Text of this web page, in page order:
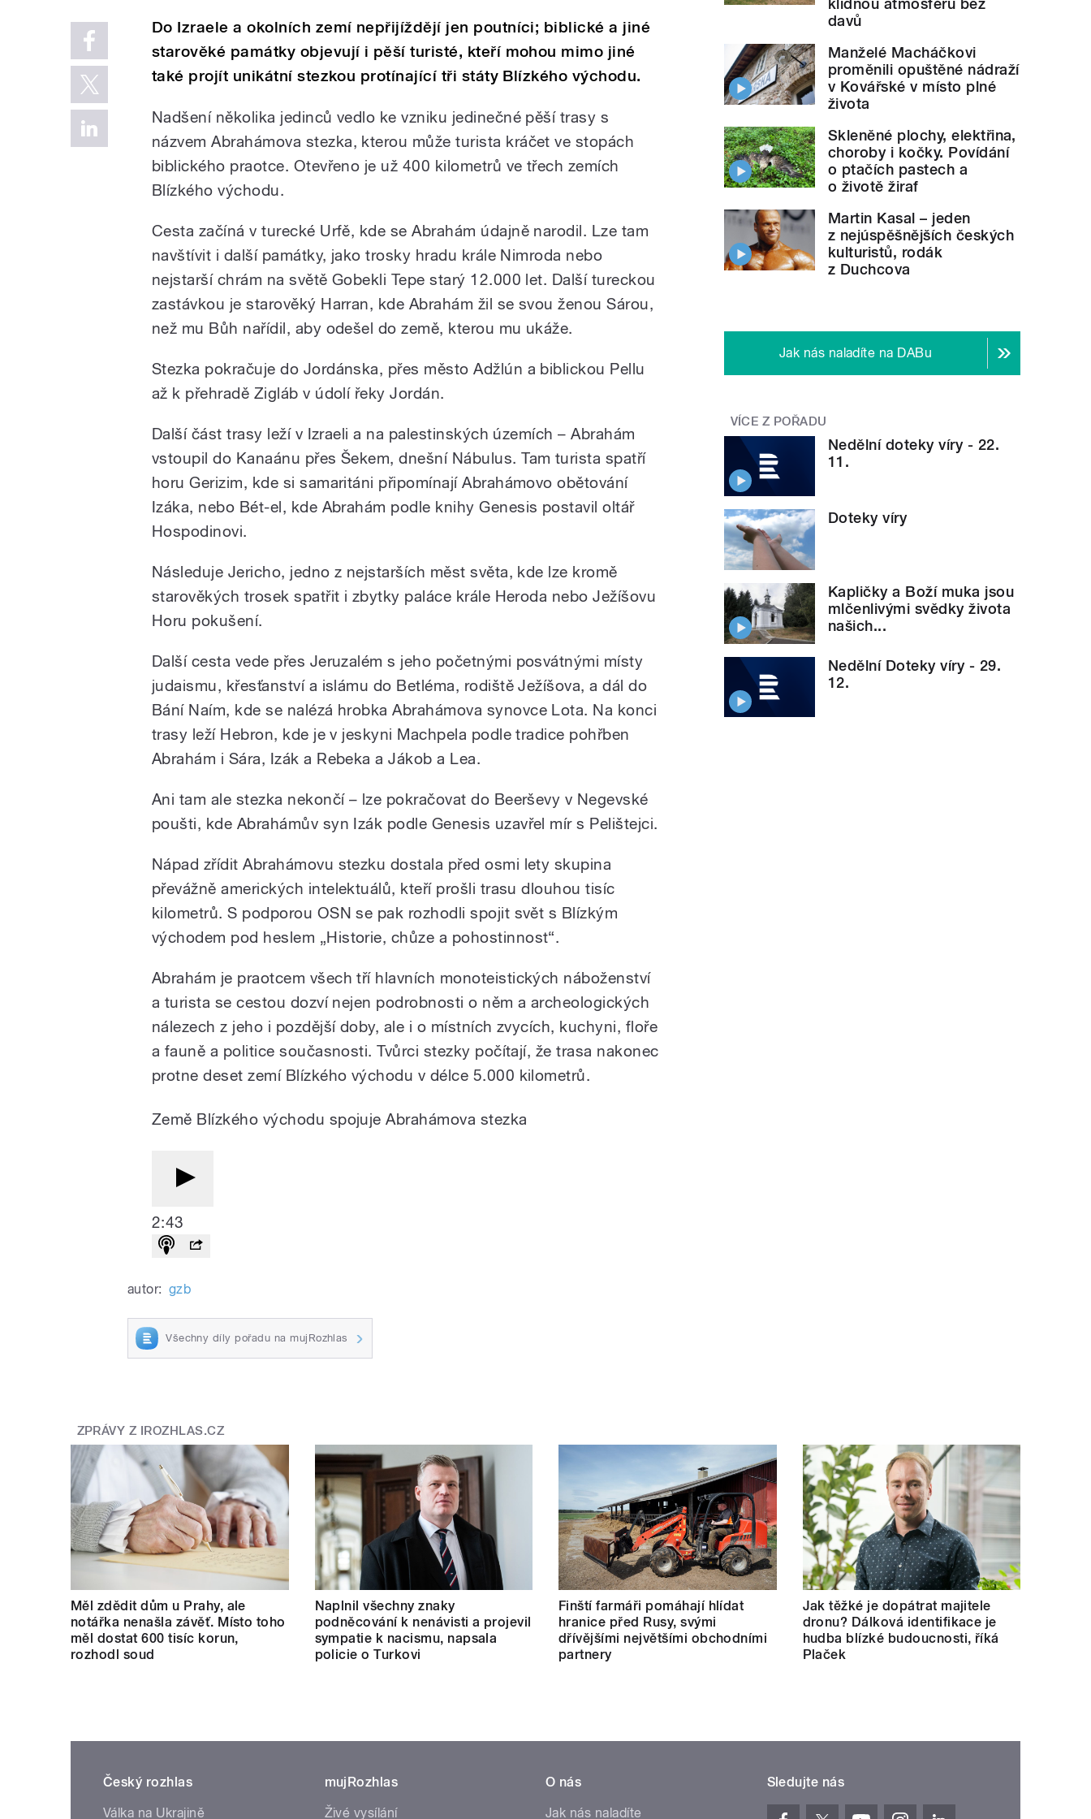
Do Izraele a okolních zemí nepřijíždějí jen poutníci; biblické a jiné
starověké památky objevují i pěší turisté, kteří mohou mimo jiné
také projít unikátní stezkou protínající tři státy Blízkého východu.
Nadšení několika jedinců vedlo ke vzniku jedinečné pěší trasy s
názvem Abrahámova stezka, kterou může turista kráčet ve stopách
biblického praotce. Otevřeno je už 400 kilometrů ve třech zemích
Blízkého východu.
Cesta začíná v turecké Urfě, kde se Abrahám údajně narodil. Lze tam
navštívit i další památky, jako trosky hradu krále Nimroda nebo
nejstarší chrám na světě Gobekli Tepe starý 12.000 let. Další tureckou
zastávkou je starověký Harran, kde Abrahám žil se svou ženou Sárou,
než mu Bůh nařídil, aby odešel do země, kterou mu ukáže.
Stezka pokračuje do Jordánska, přes město Adžlún a biblickou Pellu
až k přehradě Zigláb v údolí řeky Jordán.
Další část trasy leží v Izraeli a na palestinských územích – Abrahám
vstoupil do Kanaánu přes Šekem, dnešní Nábulus. Tam turista spatří
horu Gerizim, kde si samaritáni připomínají Abrahámovo obětování
Izáka, nebo Bét-el, kde Abrahám podle knihy Genesis postavil oltář
Hospodinovi.
Následuje Jericho, jedno z nejstarších měst světa, kde lze kromě
starověkých trosek spatřit i zbytky paláce krále Heroda nebo Ježíšovu
Horu pokušení.
Další cesta vede přes Jeruzalém s jeho početnými posvátnými místy
judaismu, křesťanství a islámu do Betléma, rodiště Ježíšova, a dál do
Bání Naím, kde se nalézá hrobka Abrahámova synovce Lota. Na konci
trasy leží Hebron, kde je v jeskyni Machpela podle tradice pohřben
Abrahám i Sára, Izák a Rebeka a Jákob a Lea.
Ani tam ale stezka nekončí – lze pokračovat do Beerševy v Negevské
poušti, kde Abrahámův syn Izák podle Genesis uzavřel mír s Pelištejci.
Nápad zřídit Abrahámovu stezku dostala před osmi lety skupina
převážně amerických intelektuálů, kteří prošli trasu dlouhou tisíc
kilometrů. S podporou OSN se pak rozhodli spojit svět s Blízkým
východem pod heslem „Historie, chůze a pohostinnost“.
Abrahám je praotcem všech tří hlavních monoteistických náboženství
a turista se cestou dozví nejen podrobnosti o něm a archeologických
nálezech z jeho i pozdější doby, ale i o místních zvycích, kuchyni, floře
a fauně a politice současnosti. Tvůrci stezky počítají, že trasa nakonec
protne deset zemí Blízkého východu v délce 5.000 kilometrů.
Země Blízkého východu spojuje Abrahámova stezka
2:43
autor: gzb
Všechny díly pořadu na mujRozhlas
klidnou atmosféru bez
davů
Manželé Macháčkovi
proměnili opuštěné nádraží
v Kovářské v místo plné
života
Skleněné plochy, elektřina,
choroby i kočky. Povídání
o ptačích pastech a
o životě žiraf
Martin Kasal – jeden
z nejúspěšnějších českých
kulturistů, rodák
z Duchcova
Jak nás naladíte na DABu
VÍCE Z POŘADU
Nedělní doteky víry - 22.
11.
Doteky víry
Kapličky a Boží muka jsou
mlčenlivými svědky života
našich...
Nedělní Doteky víry - 29.
12.
ZPRÁVY Z IROZHLAS.CZ
Měl zdědit dům u Prahy, ale
notářka nenašla závěť. Místo toho
měl dostat 600 tisíc korun,
rozhodl soud
Naplnil všechny znaky
podněcování k nenávisti a projevil
sympatie k nacismu, napsala
policie o Turkovi
Finští farmáři pomáhají hlídat
hranice před Rusy, svými
dřívějšími největšími obchodními
partnery
Jak těžké je dopátrat majitele
dronu? Dálková identifikace je
hudba blízké budoucnosti, říká
Plaček
Český rozhlas
Válka na Ukrajině
mujRozhlas
Živé vysílání
O nás
Jak nás naladíte
Sledujte nás